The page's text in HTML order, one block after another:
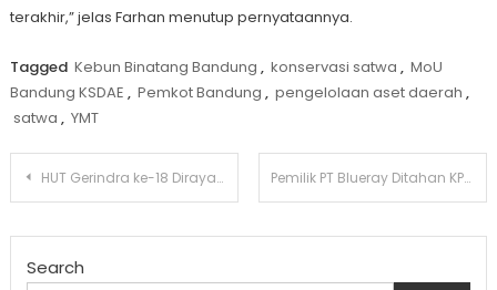
terakhir,” jelas Farhan menutup pernyataannya.
Tagged Kebun Binatang Bandung , konservasi satwa , MoU
Bandung KSDAE , Pemkot Bandung , pengelolaan aset daerah ,
satwa , YMT
Post
navigation
HUT Gerindra ke-18 Dirayakan dengan Pembagian 2.500 Bibit Pohon Pemilik PT Blueray Ditahan KPK dalam Kasus Suap Impor Bea Cukai
Search